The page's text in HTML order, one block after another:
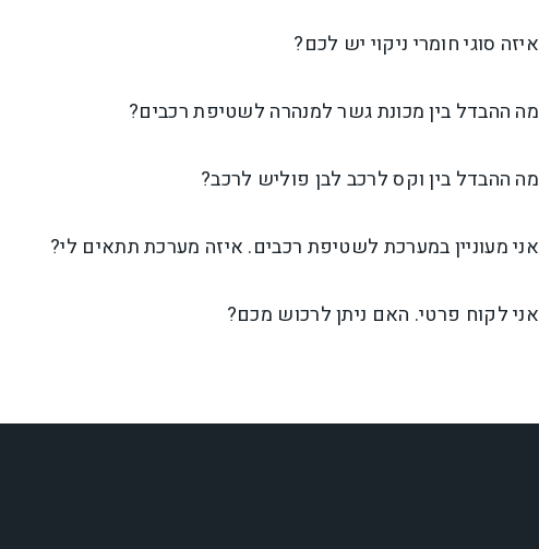
איזה סוגי חומרי ניקוי יש לכם?
מה ההבדל בין מכונת גשר למנהרה לשטיפת רכבים?
מה ההבדל בין וקס לרכב לבן פוליש לרכב?
אני מעוניין במערכת לשטיפת רכבים. איזה מערכת תתאים לי?
אני לקוח פרטי. האם ניתן לרכוש מכם?